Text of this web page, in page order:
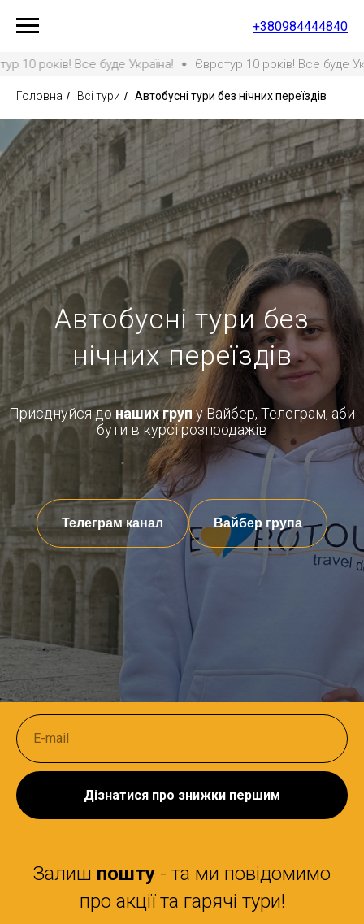
+380984444840
Все буде Україна! Євротур 10 років! Все буде Україна!
Головна / Всі тури / Автобусні тури без нічних переїздів
Автобусні тури без
нічних переїздів
Приєднуйся до наших групу Вайбер, Телеграм, аби
бути в курсі розпродажів
Телеграм канал Вайбер група
Дізнатися про знижки першим
Залиш пошту - та ми повідомимо
про акції та гарячі тури!